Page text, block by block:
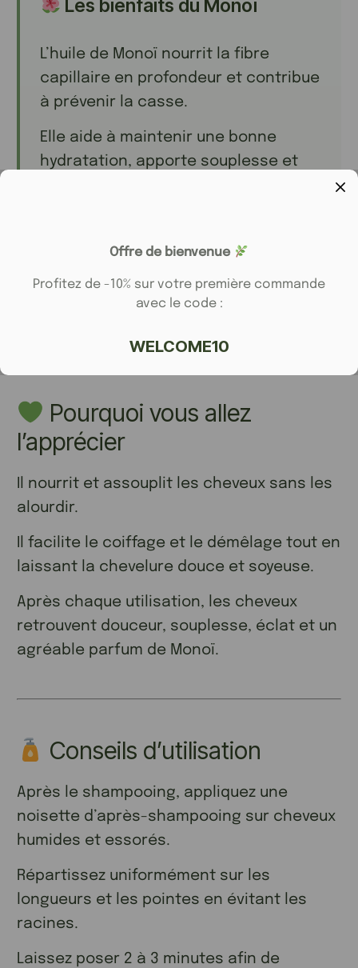
Les bienfaits du Monoï
L’huile de Monoï nourrit la fibre
capillaire en profondeur et contribue
à prévenir la casse.
Elle aide à maintenir une bonne
hydratation, apporte souplesse et
Son délicat parfum exotique
véritable moment d’évasion.
Pourquoi vous allez
l’apprécier
Il nourrit et assouplit les cheveux sans les
alourdir.
Il facilite le coiffage et le démêlage tout en
laissant la chevelure douce et soyeuse.
Après chaque utilisation, les cheveux
retrouvent douceur, souplesse, éclat et un
agréable parfum de Monoï.
Conseils d’utilisation
Après le shampooing, appliquez une
noisette d’après-shampooing sur cheveux
humides et essorés.
Répartissez uniformément sur les
longueurs et les pointes en évitant les
racines.
Laissez poser 2 à 3 minutes afin de
Offre de bienvenue
Profitez de -10% sur votre première commande
avec le code :
WELCOME10